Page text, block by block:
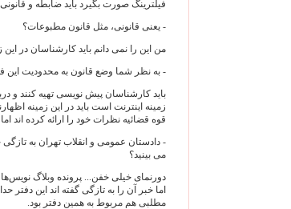
فیلترینگ صورت بگیرد باید ضابطه و
- یعنی قانونی، مثل قانون مطبوعات؟
من این را نمی دانم باید کارشناسان در این
- به نظر شما وضع قانون به محدودیت این
باید کارشناسان پیش نویسی تهیه کنند و
زمینه اینترنت است باید در این زمینه
قوه قضائیه نظرات خود را ارائه کرده اند
- دادستان عمومی و انقلاب تهران به تازگی
می بینید؟
دورنمای خیلی خفن... پرونده وبلاگ
مطلبی هم مربوط به همین دفتر بود.